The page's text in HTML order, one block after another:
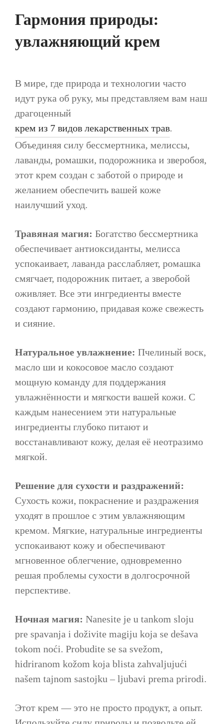
Гармония природы:
увлажняющий крем
В мире, где природа и технологии часто
идут рука об руку, мы представляем вам наш
драгоценный
крем из 7 видов лекарственных трав.
Объединяя силу бессмертника, мелиссы,
лаванды, ромашки, подорожника и зверобоя,
этот крем создан с заботой о природе и
желанием обеспечить вашей коже
наилучший уход.
Травяная магия: Богатство бессмертника
обеспечивает антиоксиданты, мелисса
успокаивает, лаванда расслабляет, ромашка
смягчает, подорожник питает, а зверобой
оживляет. Все эти ингредиенты вместе
создают гармонию, придавая коже свежесть
и сияние.
Натуральное увлажнение: Пчелиный воск,
масло ши и кокосовое масло создают
мощную команду для поддержания
увлажнённости и мягкости вашей кожи. С
каждым нанесением эти натуральные
ингредиенты глубоко питают и
восстанавливают кожу, делая её неотразимо
мягкой.
Решение для сухости и раздражений:
Сухость кожи, покраснение и раздражения
уходят в прошлое с этим увлажняющим
кремом. Мягкие, натуральные ингредиенты
успокаивают кожу и обеспечивают
мгновенное облегчение, одновременно
решая проблемы сухости в долгосрочной
перспективе.
Ночная магия: Nanesite je u tankom sloju
pre spavanja i doživite magiju koja se dešava
tokom noći. Probudite se sa svežom,
hidriranom kožom koja blista zahvaljujući
našem tajnom sastojku – ljubavi prema prirodi.
Этот крем — это не просто продукт, а опыт.